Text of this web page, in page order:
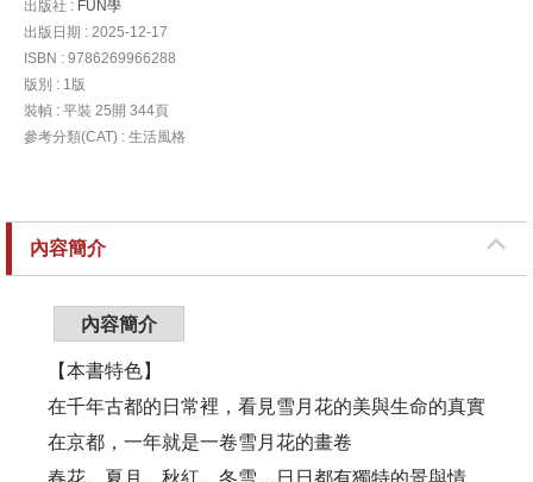
出版社 : FUN學
出版日期 : 2025-12-17
ISBN : 9786269966288
版別 : 1版
裝幀 : 平裝 25開 344頁
參考分類(CAT) : 生活風格
內容簡介
內容簡介
【本書特色】
在千年古都的日常裡，看見雪月花的美與生命的真實
在京都，一年就是一卷雪月花的畫卷
春花、夏月、秋紅、冬雪，日日都有獨特的景與情